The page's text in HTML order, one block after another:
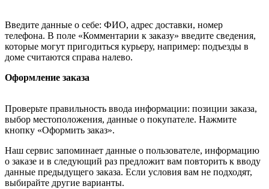
Введите данные о себе: ФИО, адрес доставки, номер
телефона. В поле «Комментарии к заказу» введите сведения,
которые могут пригодиться курьеру, например: подъезды в
доме считаются справа налево.
Оформление заказа
Проверьте правильность ввода информации: позиции заказа,
выбор местоположения, данные о покупателе. Нажмите
кнопку «Оформить заказ».
Наш сервис запоминает данные о пользователе, информацию
о заказе и в следующий раз предложит вам повторить к вводу
данные предыдущего заказа. Если условия вам не подходят,
выбирайте другие варианты.